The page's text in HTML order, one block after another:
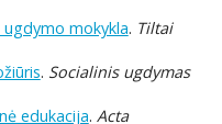
mokykla. Tiltai
. Socialinis ugdymas
edukacija. Acta